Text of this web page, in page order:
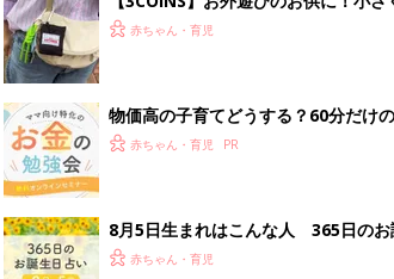
ート」
赤ちゃん・育児
物価高の子育てどうする？60分だけ
赤ちゃん・育児
8月5日生まれはこんな人 365日のお
赤ちゃん・育児